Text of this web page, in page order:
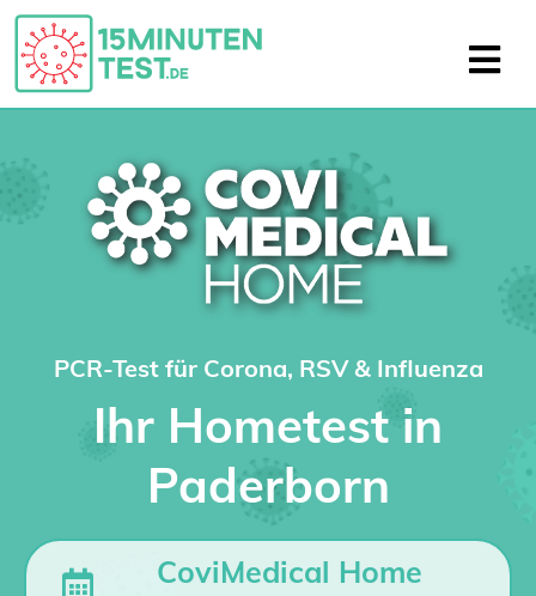
PCR-Test für Corona, RSV & Influenza
Ihr Hometest in
Paderborn
CoviMedical Home